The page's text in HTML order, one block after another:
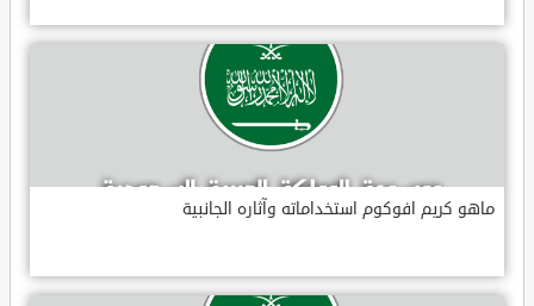
ماهو كريم افوكوم استخداماته وآثاره الجانبية